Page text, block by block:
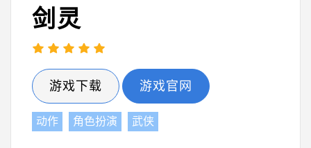
剑灵
游戏下载 游戏官网
动作 角色扮演 武侠